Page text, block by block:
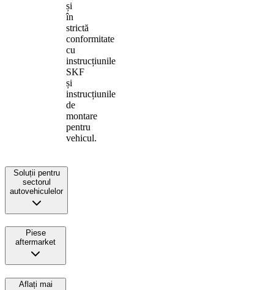
și
în
strictă
conformitate
cu
instrucțiunile
SKF
și
instrucțiunile
de
montare
pentru
vehicul.
Soluții pentru
sectorul
autovehiculelor
Piese
aftermarket
Aflați mai